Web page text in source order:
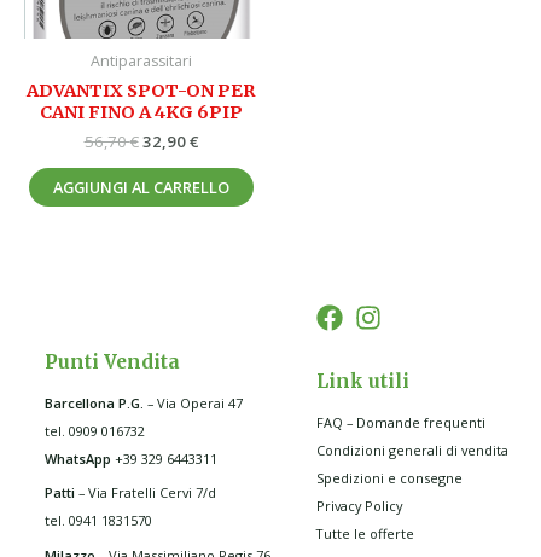
Antiparassitari
ADVANTIX SPOT-ON PER
CANI FINO A 4KG 6PIP
56,70€32,90€
AGGIUNGI AL CARRELLO
Punti Vendita
Barcellona P.G – Via Operai 47
tel. 0909 016732
WhatsApp +39 329 6443311
Patti – Via Fratelli Cervi 7/d
tel. 0941 1831570
Link utili
FAQ – Domande frequenti
Condizioni generali di vendita
Spedizioni e consegne
Privacy Policy
Tutte le offerte